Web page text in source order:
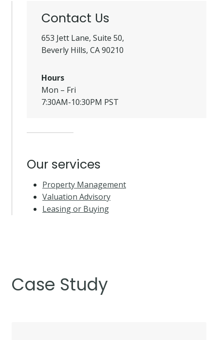
Contact Us
653 Jett Lane, Suite 50,
Beverly Hills, CA 90210
Hours
Mon – Fri
7:30AM-10:30PM PST
Our services
Property Management
Valuation Advisory
Leasing or Buying
Case Study